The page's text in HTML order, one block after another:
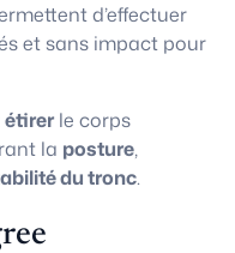
d’effectuer
et sans impact pour
étirerle corps
la posture,
du tronc.